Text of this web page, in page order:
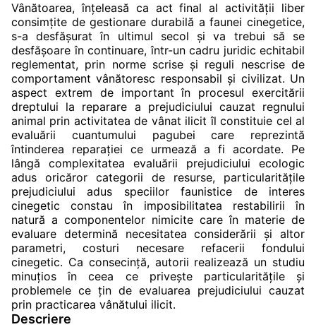
Vânătoarea, înţeleasă ca act final al activităţii liber
consimţite de gestionare durabilă a faunei cinegetice,
s-a desfăşurat în ultimul secol şi va trebui să se
desfăşoare în continuare, într-un cadru juridic echitabil
reglementat, prin norme scrise şi reguli nescrise de
comportament vânătoresc responsabil şi civilizat. Un
aspect extrem de important în procesul exercitării
dreptului la reparare a prejudiciului cauzat regnului
animal prin activitatea de vânat ilicit îl constituie cel al
evaluării cuantumului pagubei care reprezintă
întinderea reparaţiei ce urmează a fi acordate. Pe
lângă complexitatea evaluării prejudiciului ecologic
adus oricăror categorii de resurse, particularităţile
prejudiciului adus speciilor faunistice de interes
cinegetic constau în imposibilitatea restabilirii în
natură a componentelor nimicite care în materie de
evaluare determină necesitatea considerării şi altor
parametri, costuri necesare refacerii fondului
cinegetic. Ca consecinţă, autorii realizează un studiu
minuţios în ceea ce priveşte particularităţile şi
problemele ce ţin de evaluarea prejudiciului cauzat
prin practicarea vânătului ilicit.
Descriere